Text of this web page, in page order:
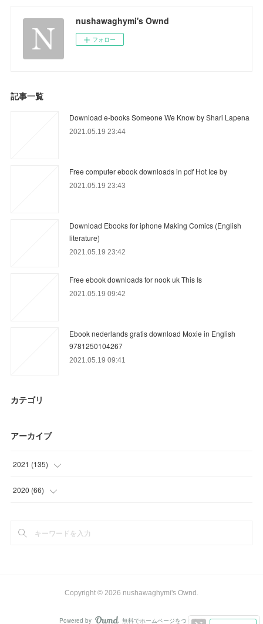
nushawaghymi's Ownd
フォロー
記事一覧
Download e-books Someone We Know by Shari Lapena
2021.05.19 23:44
Free computer ebook downloads in pdf Hot Ice by
2021.05.19 23:43
Download Ebooks for iphone Making Comics (English
literature)
2021.05.19 23:42
Free ebook downloads for nook uk This Is
2021.05.19 09:42
Ebook nederlands gratis download Moxie in English
9781250104267
2021.05.19 09:41
カテゴリ
アーカイブ
2021 (135)
(21 )
(
2020 (66)
(
Copyright © 2026 nushawaghymi's Ownd .
Powered by 無料でホームページをつくろう